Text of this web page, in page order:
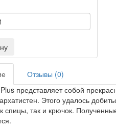
Отзывы (0)
представляет собой
Этого удалось
спицы, так и крючок.